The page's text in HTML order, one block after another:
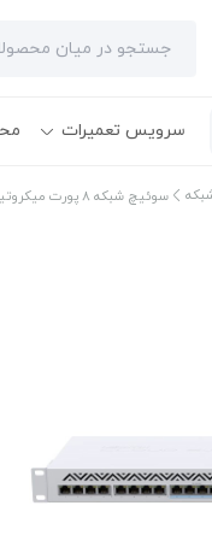
سرویس تعمیرات
سوئیچ شبکه 8 پورت میکروتیک مدل CRS312-4C-8XG-RM